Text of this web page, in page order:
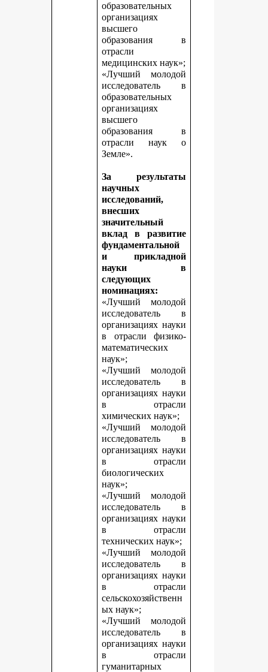
образовательных
организациях
высшего
образования в
отрасли
медицинских наук»;
«Лучший молодой
исследователь в
образовательных
организациях
высшего
образования в
отрасли наук о
Земле».
За результаты
научных
исследований,
внесших
значительный
вклад в развитие
фундаментальной
и прикладной
науки в
следующих
номинациях:
«Лучший молодой
исследователь в
организациях науки
в отрасли физико-
математических
наук»;
«Лучший молодой
исследователь в
организациях науки
в отрасли
химических наук»;
«Лучший молодой
исследователь в
организациях науки
в отрасли
биологических
наук»;
«Лучший молодой
исследователь в
организациях науки
в отрасли
технических наук»;
«Лучший молодой
исследователь в
организациях науки
в отрасли
сельскохозяйственн
ых наук»;
«Лучший молодой
исследователь в
организациях науки
в отрасли
гуманитарных